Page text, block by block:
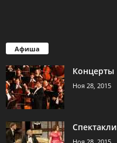
Афиша
Концерты
Ноя 28, 2015
Спектакли